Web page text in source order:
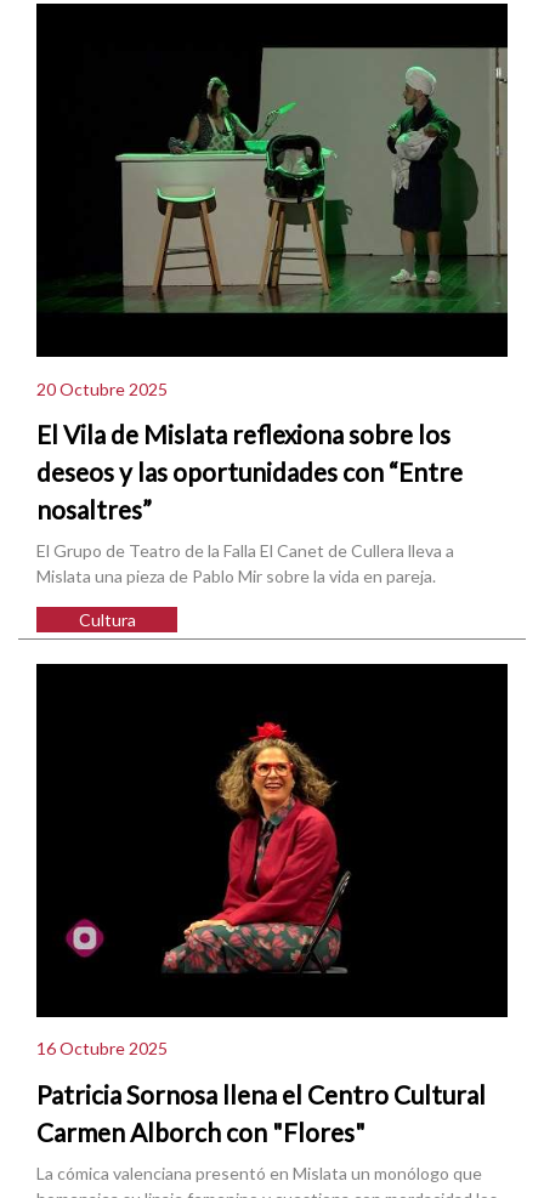
20 Octubre 2025
El Vila de Mislata reflexiona sobre los
deseos y las oportunidades con “Entre
nosaltres”
El Grupo de Teatro de la Falla El Canet de Cullera lleva a
Mislata una pieza de Pablo Mir sobre la vida en pareja.
Cultura
16 Octubre 2025
Patricia Sornosa llena el Centro Cultural
Carmen Alborch con "Flores"
La cómica valenciana presentó en Mislata un monólogo que